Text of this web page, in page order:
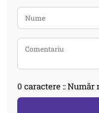
0 caractere :: Număr